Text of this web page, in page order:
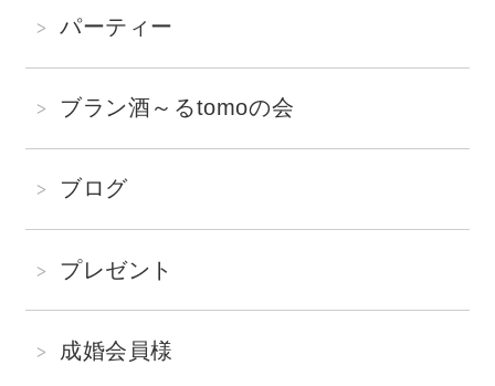
パーティー
ブラン酒～るtomoの会
ブログ
プレゼント
成婚会員様